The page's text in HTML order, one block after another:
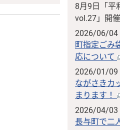
8月9日「平
vol.27」開催
2026/06/04
町指定ごみ
応について
2026/01/09
ながさきカ
まります！
2026/04/03
長与町で二